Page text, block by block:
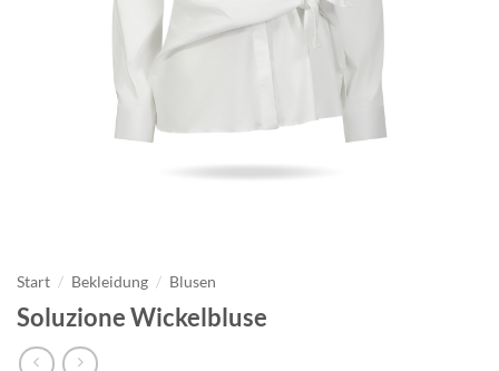
Start / Bekleidung / Blusen
Soluzione Wickelbluse